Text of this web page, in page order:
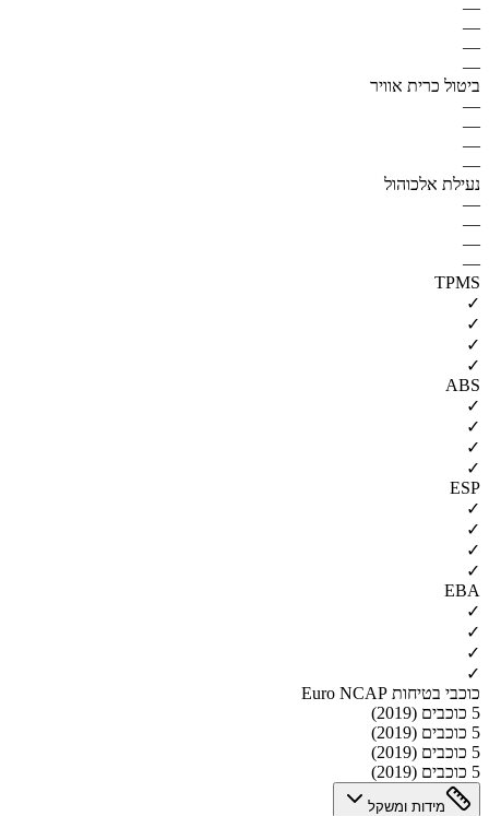
—
—
—
—
ביטול כרית אוויר
—
—
—
—
נעילת אלכוהול
—
—
—
—
TPMS
✓
✓
✓
✓
ABS
✓
✓
✓
✓
ESP
✓
✓
✓
✓
EBA
✓
✓
✓
✓
כוכבי בטיחות Euro NCAP
5 כוכבים (2019)
5 כוכבים (2019)
5 כוכבים (2019)
5 כוכבים (2019)
מידות ומשקל